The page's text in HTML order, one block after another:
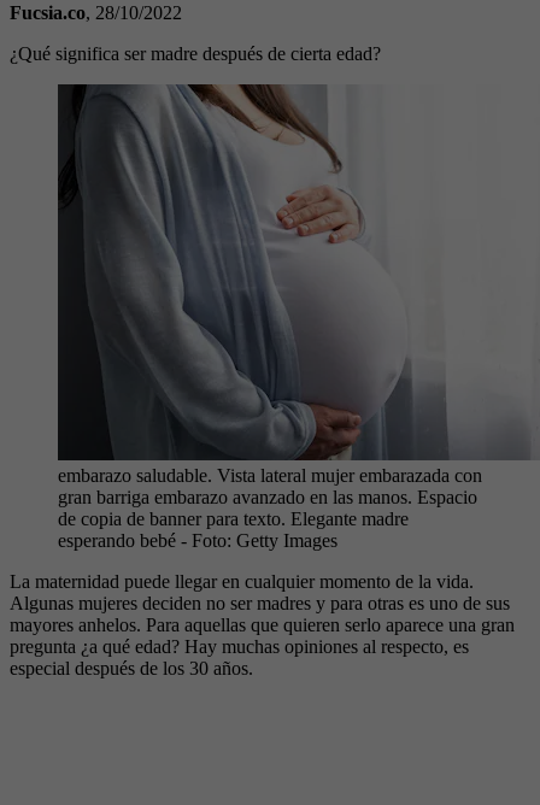
Fucsia.co, 28/10/2022
¿Qué significa ser madre después de cierta edad?
embarazo saludable. Vista lateral mujer embarazada con
gran barriga embarazo avanzado en las manos. Espacio
de copia de banner para texto. Elegante madre
esperando bebé - Foto: Getty Images
La maternidad puede llegar en cualquier momento de la vida.
Algunas mujeres deciden no ser madres y para otras es uno de sus
mayores anhelos. Para aquellas que quieren serlo aparece una gran
pregunta ¿a qué edad? Hay muchas opiniones al respecto, es
especial después de los 30 años.